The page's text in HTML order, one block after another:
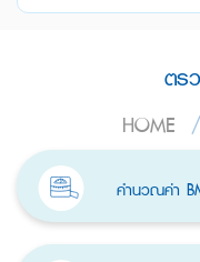
ตร
HOME /
คำนวณค่า